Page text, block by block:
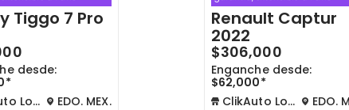
Tiggo 7 Pro
desde:
Verdes
EDO. MEX.
Renault Captur
2022
$306,000
Enganche desde:
$62,000*
ClikAuto Lomas Verdes
EDO.